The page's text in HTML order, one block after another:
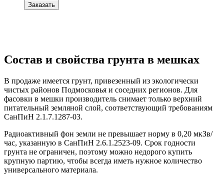
Заказать
Состав и свойства грунта в мешках
В продаже имеется грунт, привезенный из экологически
чистых районов Подмосковья и соседних регионов. Для
фасовки в мешки производитель снимает только верхний
питательный земляной слой, соответствующий требованиям
СанПиН 2.1.7.1287-03.
Радиоактивный фон земли не превышает норму в 0,20 мкЗв/
час, указанную в СанПиН 2.6.1.2523-09. Срок годности
грунта не ограничен, поэтому можно недорого купить
крупную партию, чтобы всегда иметь нужное количество
универсального материала.